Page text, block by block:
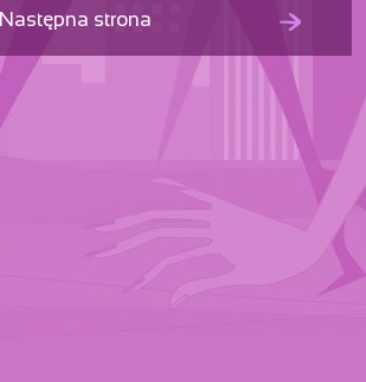
Następna strona